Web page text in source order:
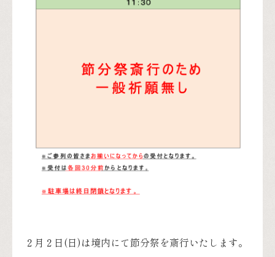
２月２日(日)は境内にて節分祭を斎行いたします。